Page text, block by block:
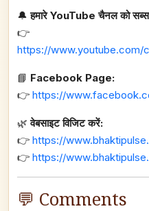
🔔हमारे YouTube चैनल को
👉
https://www.youtube.com/
📘 Facebook Page:
👉 https://
🌿वेबसाइट विजिट करें:
👉 https://
👉 https://
💬 Comments